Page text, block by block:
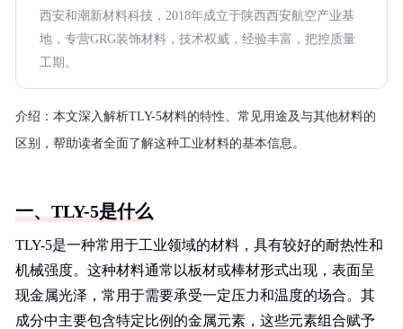
西安和潮新材料科技，2018年成立于陕西西安航空产业基
地，专营GRG装饰材料，技术权威，经验丰富，把控质量
工期。
介绍： 本文深入解析TLY-5材料的特性、常见用途及与其他材料的
区别，帮助读者全面了解这种工业材料的基本信息。
一、TLY-5是什么
TLY-5是一种常用于工业领域的材料，具有较好的耐热性和
机械强度。这种材料通常以板材或棒材形式出现，表面呈
现金属光泽，常用于需要承受一定压力和温度的场合。其
成分中主要包含特定比例的金属元素，这些元素组合赋予